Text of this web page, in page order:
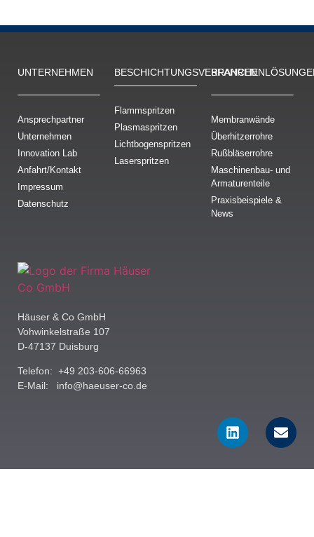
UNTERNEHMEN
Ansprechpartner
Unternehmen
Innovation Lab
Anfahrt/Kontakt
Impressum
Datenschutz
BESCHICH­TUNGS­VERFAHREN
Flammspritzen
Plasmaspritzen
Lichtbogenspritzen
Laserspritzen
Membranwände
Überhitzerrohre
Rußbläserrohre
Maschinenbau- und
Armaturenteile
Praxisbeispiele &
News
Häuser & Co GmbH
Vohwinkelstraße 107
D-47137 Duisburg
Telefon: +49 203-606-66963
E-Mail: info@haeuser-co.de